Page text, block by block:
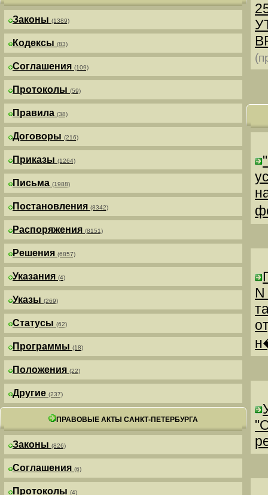
Законы (1389)
Кодексы (83)
Соглашения (109)
Протоколы (59)
Правила (38)
Договоры (216)
Приказы (1264)
Письма (1988)
Постановления (8342)
Распоряжения (8151)
Решения (6857)
Указания (4)
Указы (269)
Статусы (62)
Программы (18)
Положения (22)
Другие (237)
ПРАВОВЫЕ АКТЫ САНКТ-ПЕТЕРБУРГА
Законы (826)
Соглашения (6)
Протоколы (4)